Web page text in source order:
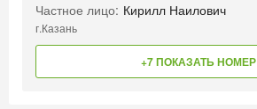
Частное лицо: Кирилл Наилович
г.Казань
+7 ПОКАЗАТЬ НОМЕР